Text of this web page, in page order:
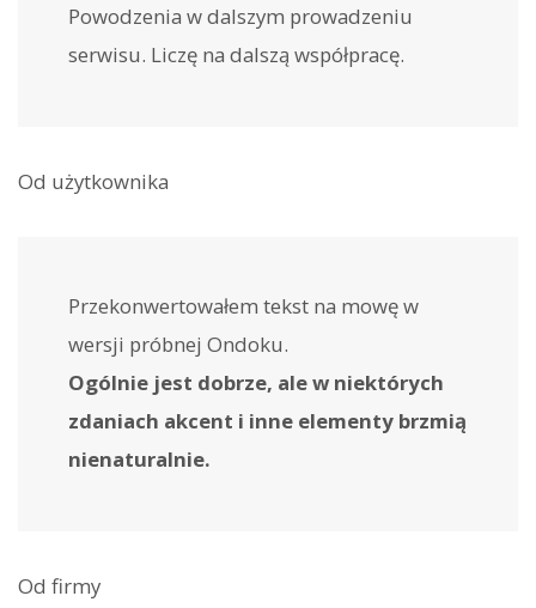
Powodzenia w dalszym prowadzeniu
serwisu. Liczę na dalszą współpracę.
Od użytkownika
Przekonwertowałem tekst na mowę w
wersji próbnej Ondoku.
Ogólnie jest dobrze, ale w niektórych
zdaniach akcent i inne elementy brzmią
nienaturalnie.
Od firmy